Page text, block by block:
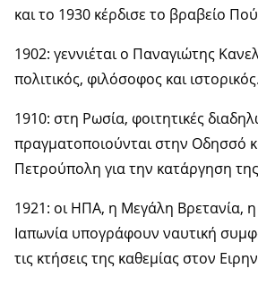
και το 1930 κέρδισε το βραβείο
1902: γεννιέται ο Παναγιώτης
πολιτικός, φιλόσοφος και
1910: στη Ρωσία, φοιτητικές
πραγματοποιούνται στην Οδησσό
Πετρούπολη για την κατάργηση
1921: οι ΗΠΑ, η Μεγάλη Βρετανία, η
Ιαπωνία υπογράφουν ναυτική
τις κτήσεις της καθεμίας στον